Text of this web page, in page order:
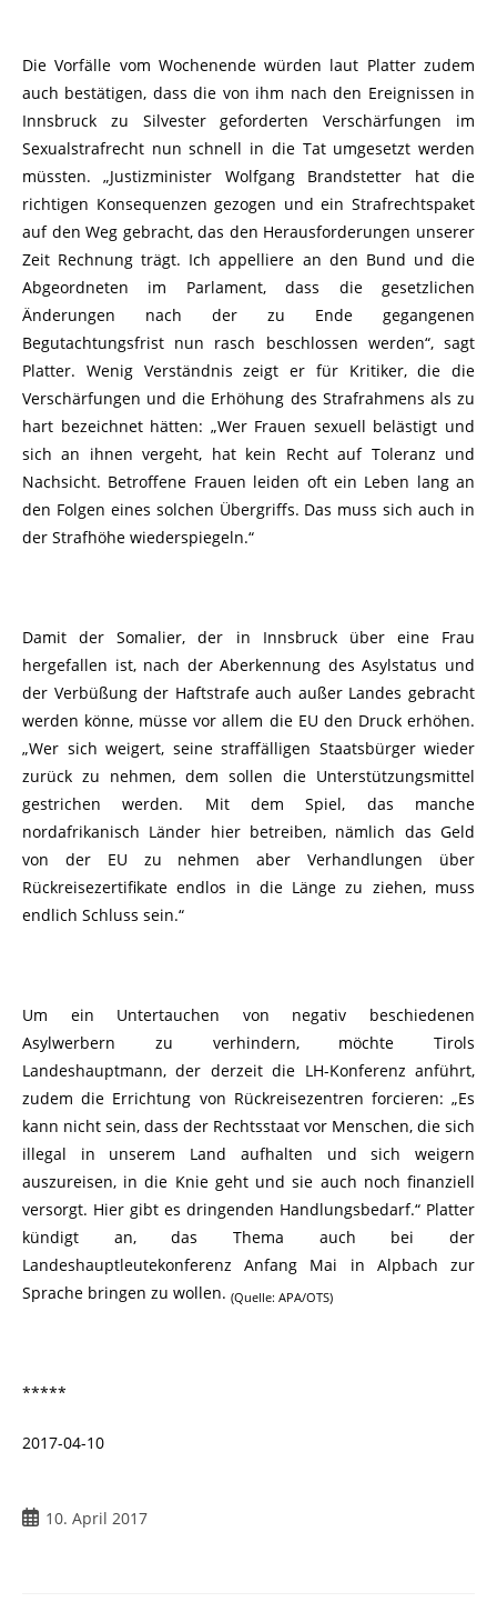
Die Vorfälle vom Wochenende würden laut Platter zudem
auch bestätigen, dass die von ihm nach den Ereignissen in
Innsbruck zu Silvester geforderten Verschärfungen im
Sexualstrafrecht nun schnell in die Tat umgesetzt werden
müssten. „Justizminister Wolfgang Brandstetter hat die
richtigen Konsequenzen gezogen und ein Strafrechtspaket
auf den Weg gebracht, das den Herausforderungen unserer
Zeit Rechnung trägt. Ich appelliere an den Bund und die
Abgeordneten im Parlament, dass die gesetzlichen
Änderungen nach der zu Ende gegangenen
Begutachtungsfrist nun rasch beschlossen werden“, sagt
Platter. Wenig Verständnis zeigt er für Kritiker, die die
Verschärfungen und die Erhöhung des Strafrahmens als zu
hart bezeichnet hätten: „Wer Frauen sexuell belästigt und
sich an ihnen vergeht, hat kein Recht auf Toleranz und
Nachsicht. Betroffene Frauen leiden oft ein Leben lang an
den Folgen eines solchen Übergriffs. Das muss sich auch in
der Strafhöhe wiederspiegeln.“
Damit der Somalier, der in Innsbruck über eine Frau
hergefallen ist, nach der Aberkennung des Asylstatus und
der Verbüßung der Haftstrafe auch außer Landes gebracht
werden könne, müsse vor allem die EU den Druck erhöhen.
„Wer sich weigert, seine straffälligen Staatsbürger wieder
zurück zu nehmen, dem sollen die Unterstützungsmittel
gestrichen werden. Mit dem Spiel, das manche
nordafrikanisch Länder hier betreiben, nämlich das Geld
von der EU zu nehmen aber Verhandlungen über
Rückreisezertifikate endlos in die Länge zu ziehen, muss
endlich Schluss sein.“
Um ein Untertauchen von negativ beschiedenen
Asylwerbern zu verhindern, möchte Tirols
Landeshauptmann, der derzeit die LH-Konferenz anführt,
zudem die Errichtung von Rückreisezentren forcieren: „Es
kann nicht sein, dass der Rechtsstaat vor Menschen, die sich
illegal in unserem Land aufhalten und sich weigern
auszureisen, in die Knie geht und sie auch noch finanziell
versorgt. Hier gibt es dringenden Handlungsbedarf.“ Platter
kündigt an, das Thema auch bei der
Landeshauptleutekonferenz Anfang Mai in Alpbach zur
Sprache bringen zu wollen. (Quelle: APA/OTS)
*****
2017-04-10
Beitrag10. April 2017